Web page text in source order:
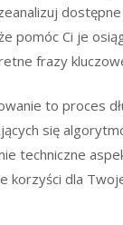
pomóc Ci je
frazy
to proces
się
techniczne
korzyści dla